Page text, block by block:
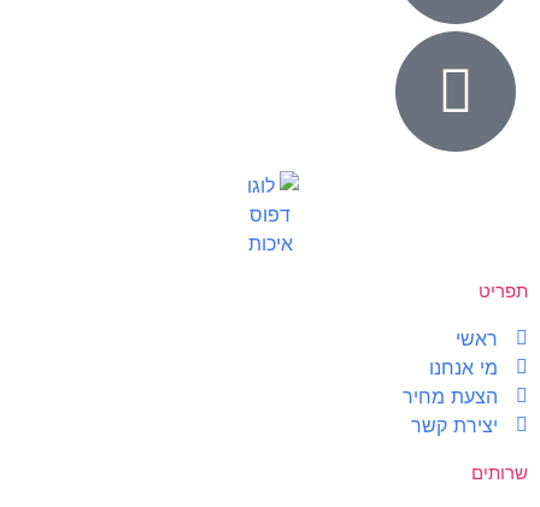
תפריט
ראשי
מי אנחנו
הצעת מחיר
יצירת קשר
שרותים